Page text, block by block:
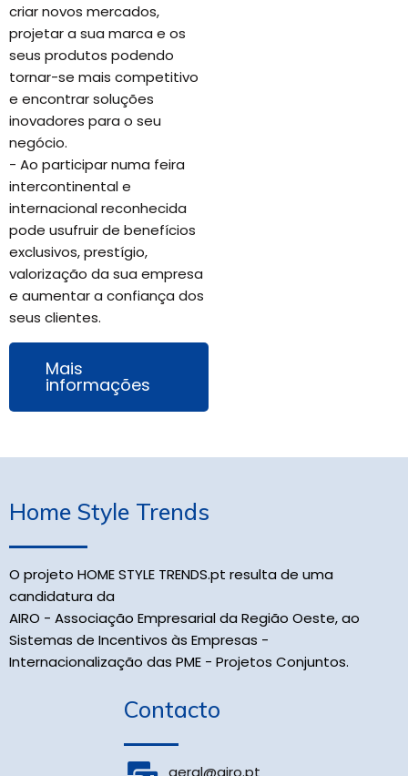
criar novos mercados,
projetar a sua marca e os
seus produtos podendo
tornar-se mais competitivo
e encontrar soluções
inovadores para o seu
negócio.
- Ao participar numa feira
intercontinental e
internacional reconhecida
pode usufruir de benefícios
exclusivos, prestígio,
valorização da sua empresa
e aumentar a confiança dos
seus clientes.
Mais
informações
Home Style Trends
O projeto HOME STYLE TRENDS.pt resulta de uma
candidatura da
AIRO - Associação Empresarial da Região Oeste, ao
Sistemas de Incentivos às Empresas -
Internacionalização das PME - Projetos Conjuntos.
Contacto
geral@airo.pt